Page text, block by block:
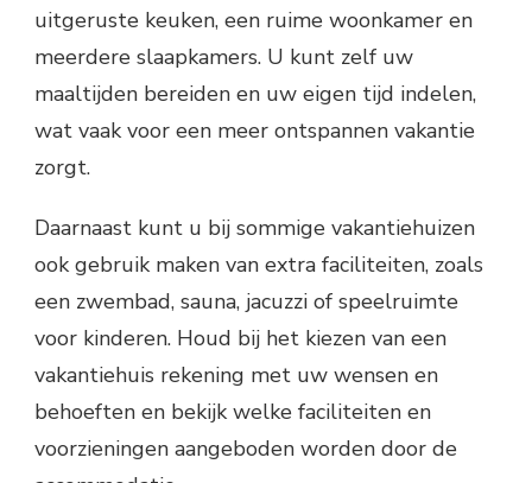
uitgeruste keuken, een ruime woonkamer en
meerdere slaapkamers. U kunt zelf uw
maaltijden bereiden en uw eigen tijd indelen,
wat vaak voor een meer ontspannen vakantie
zorgt.
Daarnaast kunt u bij sommige vakantiehuizen
ook gebruik maken van extra faciliteiten, zoals
een zwembad, sauna, jacuzzi of speelruimte
voor kinderen. Houd bij het kiezen van een
vakantiehuis rekening met uw wensen en
behoeften en bekijk welke faciliteiten en
voorzieningen aangeboden worden door de